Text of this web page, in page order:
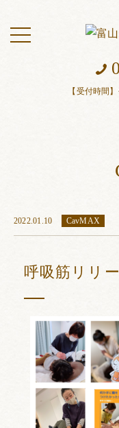
【受付時間
toggle
navigation
2022.01.10 CavMAX
呼吸筋リリ